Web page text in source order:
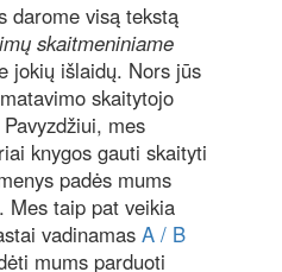
darome visą tekstą
skaitmeniniame
jokių išlaidų. Nors jūs
skaitytojo
mes
knygos gauti skaityti
padės mums
Mes taip pat veikia
vadinamas A / B
mums parduoti